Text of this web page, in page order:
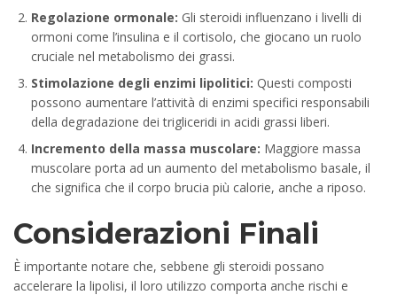
Regolazione ormonale: Gli steroidi influenzano i livelli di
ormoni come l’insulina e il cortisolo, che giocano un ruolo
cruciale nel metabolismo dei grassi.
Stimolazione degli enzimi lipolitici: Questi composti
possono aumentare l’attività di enzimi specifici responsabili
della degradazione dei trigliceridi in acidi grassi liberi.
Incremento della massa muscolare: Maggiore massa
muscolare porta ad un aumento del metabolismo basale, il
che significa che il corpo brucia più calorie, anche a riposo.
Considerazioni Finali
È importante notare che, sebbene gli steroidi possano
accelerare la lipolisi, il loro utilizzo comporta anche rischi e